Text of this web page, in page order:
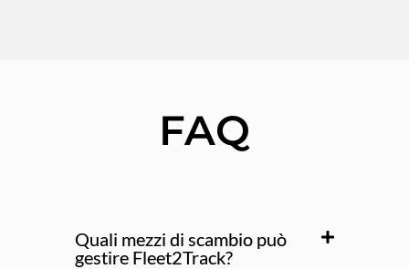
FAQ
Quali mezzi di scambio può
gestire Fleet2Track?